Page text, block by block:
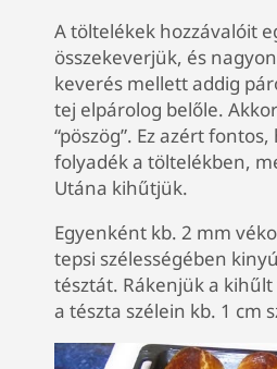
A töltelékek hozzávalóit
összekeverjük, és
keverés mellett addig
tej elpárolog belőle.
“pöszög”. Ez azért
folyadék a töltelékben,
Utána kihűtjük.
Egyenként kb. 2 mm
tepsi szélességében
tésztát. Rákenjük a
a tészta szélein kb. 1 cm